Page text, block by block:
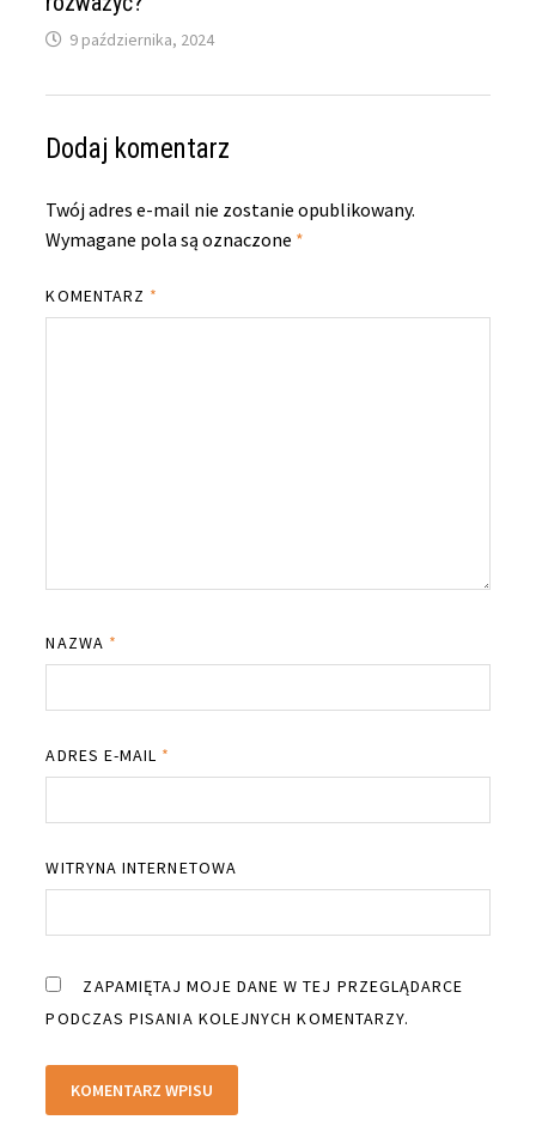
9 października, 2024
Dodaj komentarz
Twój adres e-mail nie zostanie opublikowany.
Wymagane pola są oznaczone *
KOMENTARZ *
NAZWA *
ADRES E-MAIL *
WITRYNA INTERNETOWA
ZAPAMIĘTAJ MOJE DANE W TEJ PRZEGLĄDARCE
PODCZAS PISANIA KOLEJNYCH KOMENTARZY.